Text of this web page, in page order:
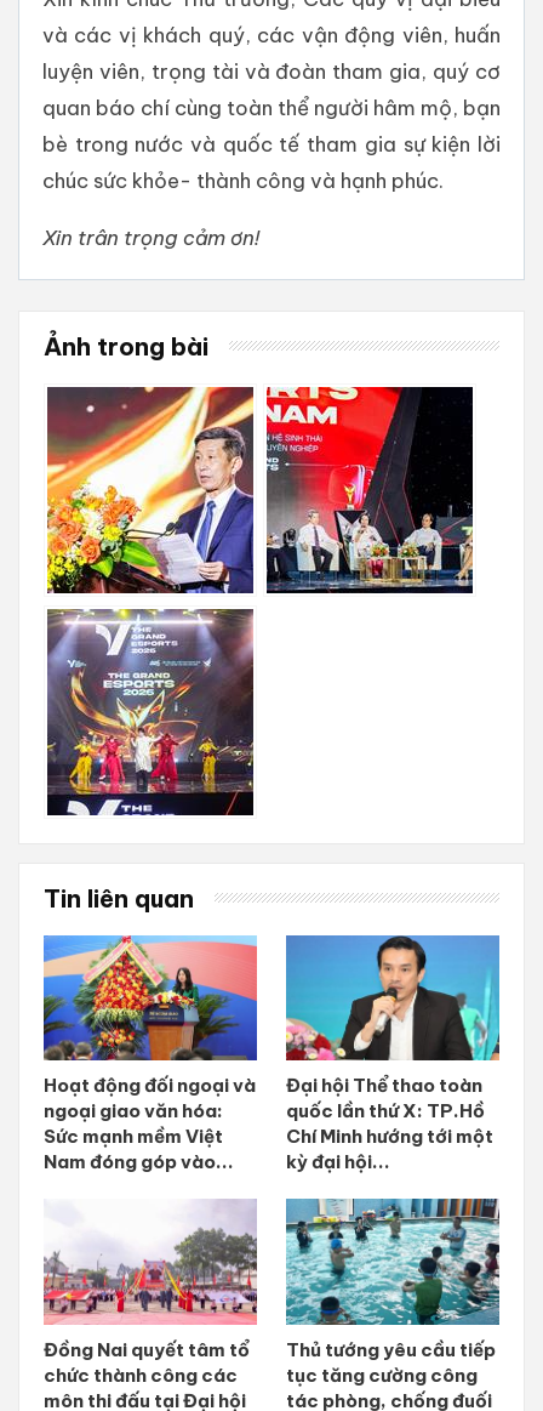
và các vị khách quý, các vận động viên, huấn
luyện viên, trọng tài và đoàn tham gia, quý cơ
quan báo chí cùng toàn thể người hâm mộ, bạn
bè trong nước và quốc tế tham gia sự kiện lời
chúc sức khỏe- thành công và hạnh phúc.
Xin trân trọng cảm ơn!
Ảnh trong bài
Tin liên quan
Hoạt động đối ngoại và
ngoại giao văn hóa:
Sức mạnh mềm Việt
Nam đóng góp vào...
Đại hội Thể thao toàn
quốc lần thứ X: TP.Hồ
Chí Minh hướng tới một
kỳ đại hội...
Đồng Nai quyết tâm tổ
chức thành công các
môn thi đấu tại Đại hội
Thủ tướng yêu cầu tiếp
tục tăng cường công
tác phòng, chống đuối